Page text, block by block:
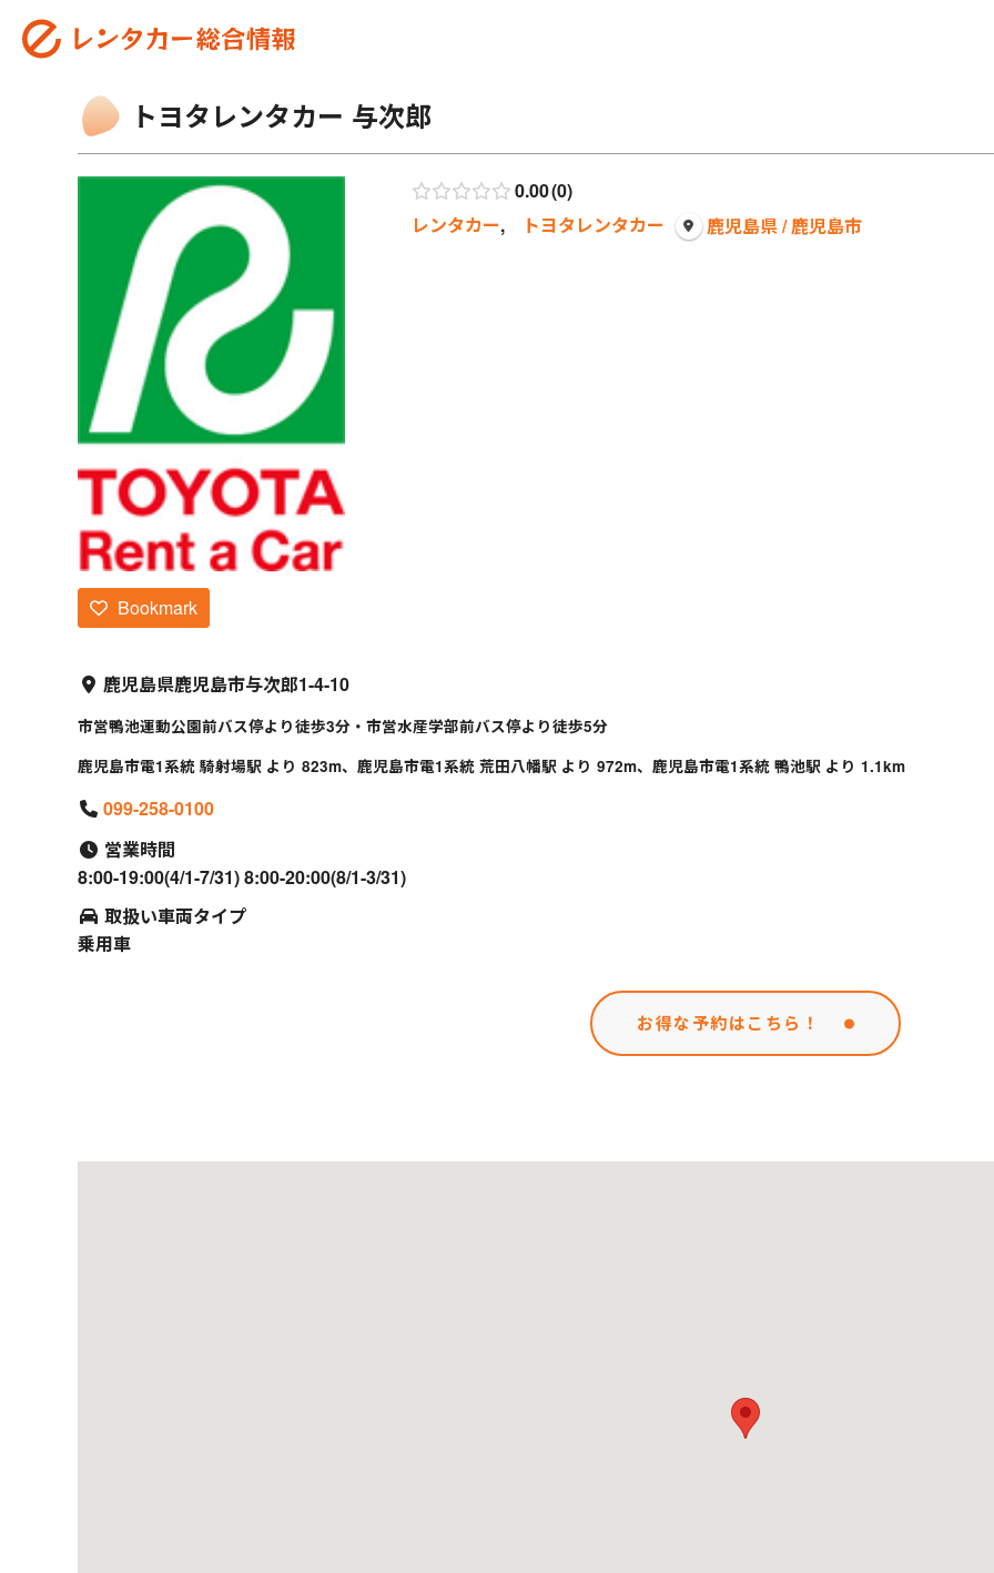
トヨタレンタカー 与次郎
0.00 0
レンタカー, トヨタレンタカー 鹿児島県 / 鹿児島市
Bookmark
鹿児島県鹿児島市与次郎1-4-10
市営鴨池運動公園前バス停より徒歩3分・市営水産学部前バス停より徒歩5分
鹿児島市電1系統 騎射場駅 より 823m、鹿児島市電1系統 荒田八幡駅 より 972m、鹿児島市電1系統 鴨池駅 より 1.1km
099-258-0100
営業時間
8:00-19:00(4/1-7/31) 8:00-20:00(8/1-3/31)
取扱い車両タイプ
乗用車
お得な予約はこちら！